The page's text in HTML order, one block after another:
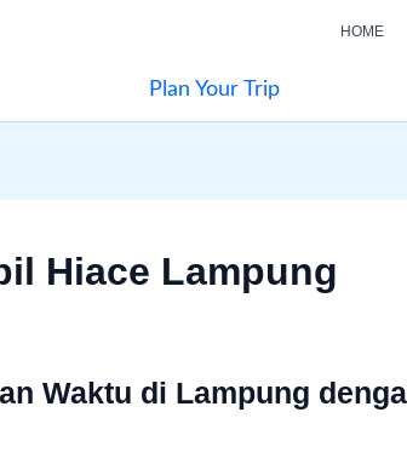
HOME
Plan Your Trip
Hiace Lampung
Waktu di Lampung